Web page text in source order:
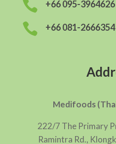
 +66 095-3964626
 +66 081-2666354
Medifoods
222/7 The Primary
Ramintra Rd.,